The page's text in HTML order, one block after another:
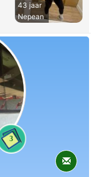
43 jaar
Nepean
3